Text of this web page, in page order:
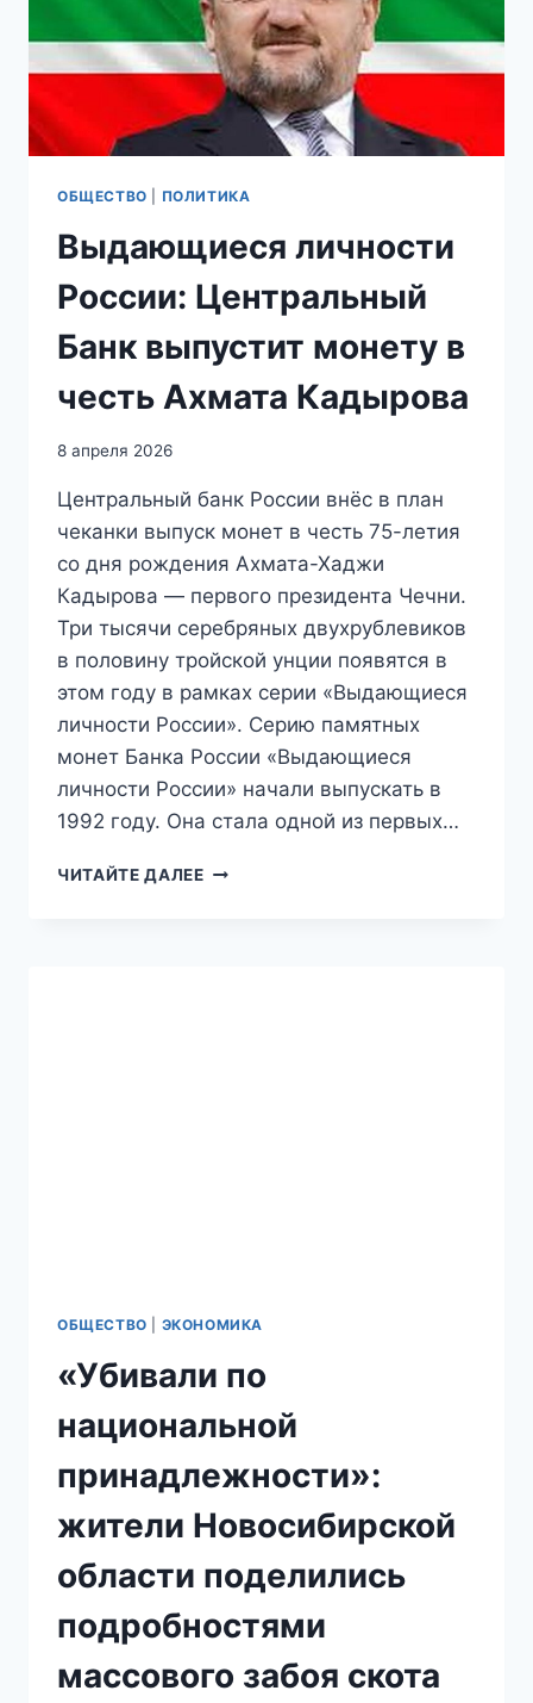
ОБЩЕСТВО ПОЛИТИКА
Выдающиеся личности
России: Центральный
Банк выпустит монету в
честь Ахмата Кадырова
8 апреля 2026
Центральный банк России внёс в план
чеканки выпуск монет в честь 75-летия
со дня рождения Ахмата-Хаджи
Кадырова — первого президента Чечни.
Три тысячи серебряных двухрублевиков
в половину тройской унции появятся в
этом году в рамках серии «Выдающиеся
личности России». Серию памятных
монет Банка России «Выдающиеся
личности России» начали выпускать в
1992 году. Она стала одной из первых…
ЧИТАЙТЕ ДАЛЕЕВЫДАЮЩИЕСЯ
ОБЩЕСТВО ЭКОНОМИКА
«Убивали по
национальной
принадлежности»:
жители Новосибирской
области поделились
подробностями
массового забоя скота